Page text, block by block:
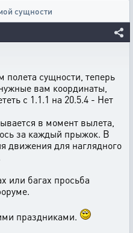
сущности
сущности, теперь
вам координаты,
с 1.1.1 на 20.5.4 - Нет
в момент вылета,
за каждый прыжок. В
движения для наглядного
или багах просьба
праздниками.